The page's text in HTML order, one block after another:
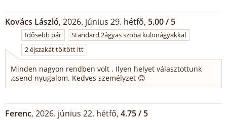
Kovács László, 2026. június 29. hétfő, 5.00 / 5
Idősebb pár
Standard 2ágyas szoba különágyakkal
2 éjszakát töltött itt
Minden nagyon rendben volt . Ilyen helyet választottunk
,csend nyugalom. Kedves személyzet 😊
Ferenc, 2026. június 22. hétfő, 4.75 / 5